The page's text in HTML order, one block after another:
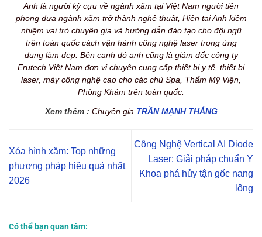
Anh là người kỳ cựu về ngành xăm tại Việt Nam người tiên
phong đưa ngành xăm trở thành nghệ thuật, Hiện tại Anh kiêm
nhiệm vai trò chuyên gia và hướng dẫn đào tạo cho đội ngũ
trên toàn quốc cách vận hành công nghệ laser trong ứng
dụng làm đẹp. Bên cạnh đó anh cũng là giám đốc công ty
Erutech Việt Nam đơn vị chuyên cung cấp thiết bị y tế, thiết bị
laser, máy công nghệ cao cho các chủ Spa, Thẩm Mỹ Viện,
Phòng Khám trên toàn quốc.
Xem thêm : Chuyên gia TRẦN MẠNH THẮNG
Xóa hình xăm: Top những
phương pháp hiệu quả nhất
2026
Công Nghệ Vertical AI Diode
Laser: Giải pháp chuẩn Y
Khoa phá hủy tận gốc nang
lông
Có thể bạn quan tâm: